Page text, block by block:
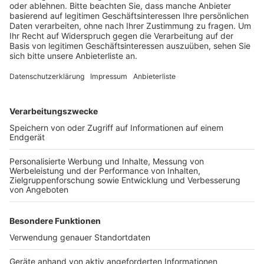
Anzeige
Dabei überschlug sich ein Wagen und landete auf der
weiteres Auto. Außerdem löste sich ein Reifen, der auf
die Gegenfahrbahn flog und ein viertes Fahrzeug traf.
Anzeige
Anzeige